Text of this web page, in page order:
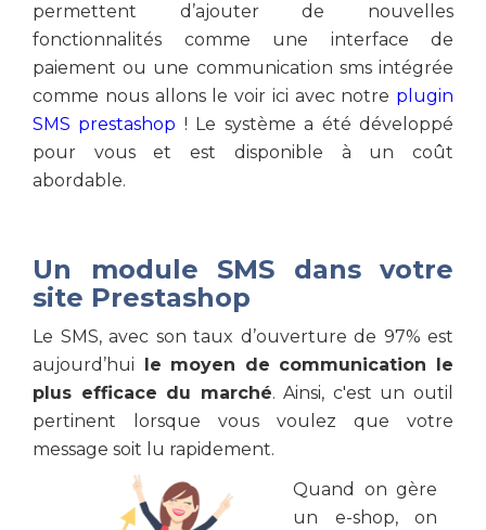
permettent d’ajouter de nouvelles
fonctionnalités comme une interface de
paiement ou une communication sms intégrée
comme nous allons le voir ici avec notre plugin
SMS prestashop ! Le système a été développé
pour vous et est disponible à un coût
abordable.
Un module SMS dans votre
site Prestashop
Le SMS, avec son taux d’ouverture de 97% est
aujourd’hui le moyen de communication le
plus efficace du marché. Ainsi, c'est un outil
pertinent lorsque vous voulez que votre
message soit lu rapidement.
Quand on gère
un e-shop, on